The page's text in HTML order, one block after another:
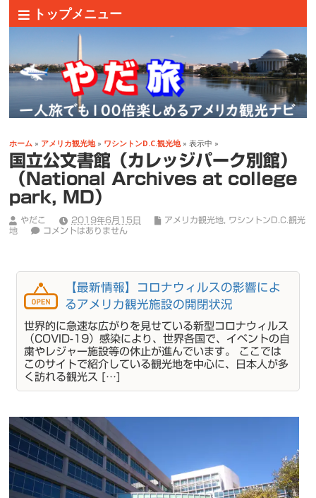
トップメニュー
ホーム » アメリカ観光地» ワシントンD.C.観光地» 表示中 »
国立公文書館（カレッジパーク別館）
（National Archives at college
park, MD）
やだこ 2019年6月15日 アメリカ観光地
ワシントンD.C.観光
地
コメントはありません
【最新情報】コロナウィルスの影響によ
るアメリカ観光施設の開閉状況
世界的に急速な広がりを見せている新型コロナウィルス
（COVID-19）感染により、世界各国で、イベントの自
粛やレジャー施設等の休止が進んでいます。 ここでは
このサイトで紹介している観光地を中心に、日本人が多
く訪れる観光ス […]